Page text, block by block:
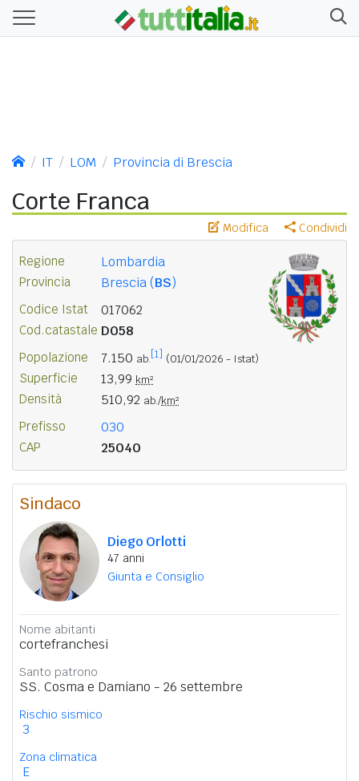
IT LOM Provincia di Brescia
Corte Franca
Modifica Condividi
Regione Lombardia
Provincia Brescia (BS)
Codice Istat 017062
Cod.catastale D058
Popolazione 7.150 ab. [1] (01/01/2026 - Istat)
Superficie 13,99 km²
Densità 510,92 ab./km²
Prefisso 030
CAP 25040
Sindaco
Diego Orlotti
47 anni
Giunta e Consiglio
Nome abitanti
cortefranchesi
Santo patrono
SS. Cosma e Damiano - 26 settembre
Rischio sismico
3
Zona climatica
E